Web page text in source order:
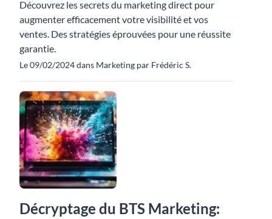
Découvrez les secrets du marketing direct pour
augmenter efficacement votre visibilité et vos
ventes. Des stratégies éprouvées pour une réussite
garantie.
Le 09/02/2024 dans Marketing par Frédéric S.
Décryptage du BTS Marketing: